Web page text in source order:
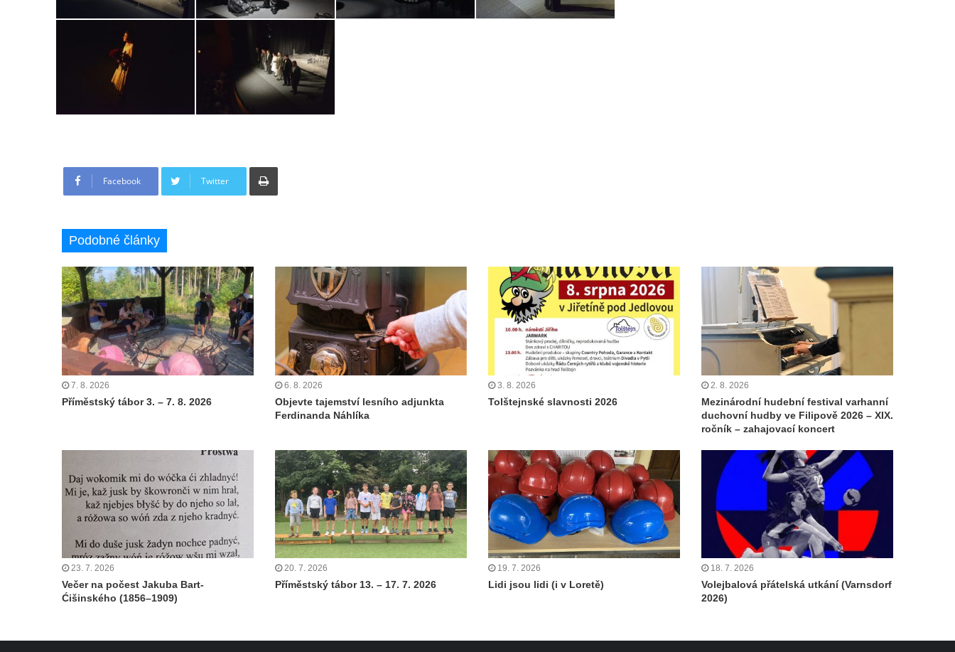
Facebook Twitter
Tisknout
Podobné články
7. 8. 2026
Příměstský tábor 3. – 7. 8. 2026
6. 8. 2026
Objevte tajemství lesního adjunkta
Ferdinanda Náhlíka
3. 8. 2026
Tolštejnské slavnosti 2026
2. 8. 2026
Mezinárodní hudební festival varhanní
duchovní hudby ve Filipově 2026 – XIX.
ročník – zahajovací koncert
23. 7. 2026
Večer na počest Jakuba Bart-
Ćišinského (1856–1909)
20. 7. 2026
Příměstský tábor 13. – 17. 7. 2026
19. 7. 2026
Lidi jsou lidi (i v Loretě)
18. 7. 2026
Volejbalová přátelská utkání (Varnsdorf
2026)